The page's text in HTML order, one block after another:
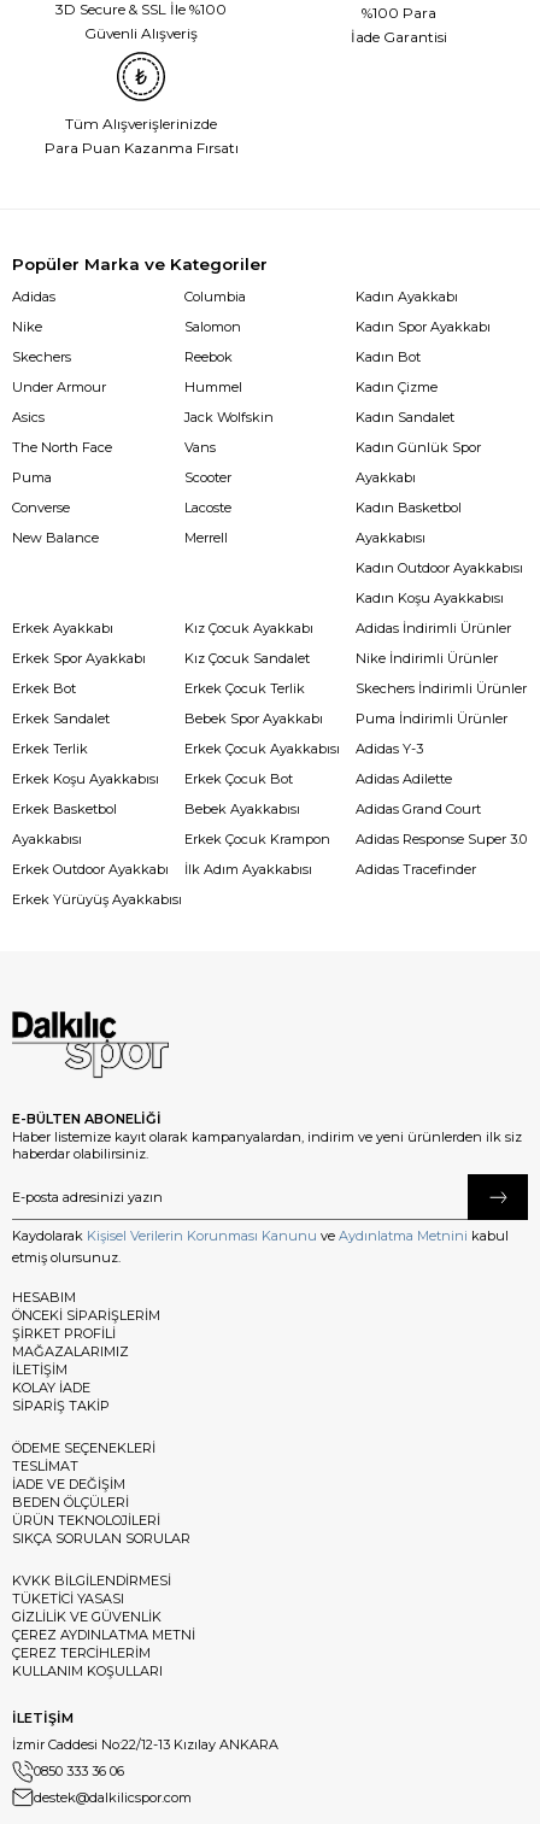
3D Secure & SSL İle %100
Güvenli Alışveriş
%100 Para
İade Garantisi
Tüm Alışverişlerinizde
Para Puan Kazanma Fırsatı
Popüler Marka ve Kategoriler
Adidas
Nike
Skechers
Under Armour
Asics
The North Face
Puma
Converse
New Balance
Columbia
Salomon
Reebok
Hummel
Jack Wolfskin
Vans
Scooter
Lacoste
Merrell
Kadın Ayakkabı
Kadın Spor Ayakkabı
Kadın Bot
Kadın Çizme
Kadın Sandalet
Kadın Günlük Spor
Ayakkabı
Kadın Basketbol
Ayakkabısı
Kadın Outdoor Ayakkabısı
Kadın Koşu Ayakkabısı
Erkek Ayakkabı
Erkek Spor Ayakkabı
Erkek Bot
Erkek Sandalet
Erkek Terlik
Erkek Koşu Ayakkabısı
Erkek Basketbol
Ayakkabısı
Erkek Outdoor Ayakkabı
Erkek Yürüyüş Ayakkabısı
Kız Çocuk Ayakkabı
Kız Çocuk Sandalet
Erkek Çocuk Terlik
Bebek Spor Ayakkabı
Erkek Çocuk Ayakkabısı
Erkek Çocuk Bot
Bebek Ayakkabısı
Erkek Çocuk Krampon
İlk Adım Ayakkabısı
Adidas İndirimli Ürünler
Nike İndirimli Ürünler
Skechers İndirimli Ürünler
Puma İndirimli Ürünler
Adidas Y-3
Adidas Adilette
Adidas Grand Court
Adidas Response Super 3.0
Adidas Tracefinder
E-BÜLTEN ABONELİĞİ
Haber listemize kayıt olarak kampanyalardan, indirim ve yeni ürünlerden ilk siz
haberdar olabilirsiniz.
Kaydolarak Kişisel Verilerin Korunması Kanunu ve Aydınlatma Metnini kabul
etmiş olursunuz.
HESABIM
ÖNCEKİ SİPARİŞLERİM
ŞİRKET PROFİLİ
MAĞAZALARIMIZ
İLETİŞİM
KOLAY İADE
SİPARİŞ TAKİP
ÖDEME SEÇENEKLERİ
TESLİMAT
İADE VE DEĞİŞİM
BEDEN ÖLÇÜLERİ
ÜRÜN TEKNOLOJİLERİ
SIKÇA SORULAN SORULAR
KVKK BİLGİLENDİRMESİ
TÜKETİCİ YASASI
GİZLİLİK VE GÜVENLİK
ÇEREZ AYDINLATMA METNİ
ÇEREZ TERCİHLERİM
KULLANIM KOŞULLARI
İLETİŞİM
İzmir Caddesi No:22/12-13 Kızılay ANKARA
0850 333 36 06
destek@dalkilicspor.com